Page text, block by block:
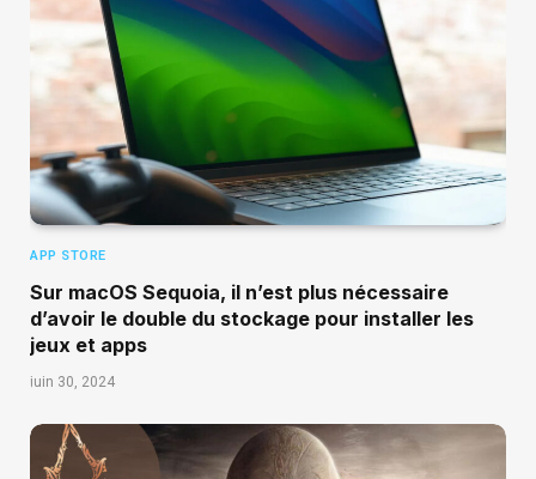
APP STORE
Sur macOS Sequoia, il n’est plus nécessaire
d’avoir le double du stockage pour installer les
jeux et apps
juin 30, 2024